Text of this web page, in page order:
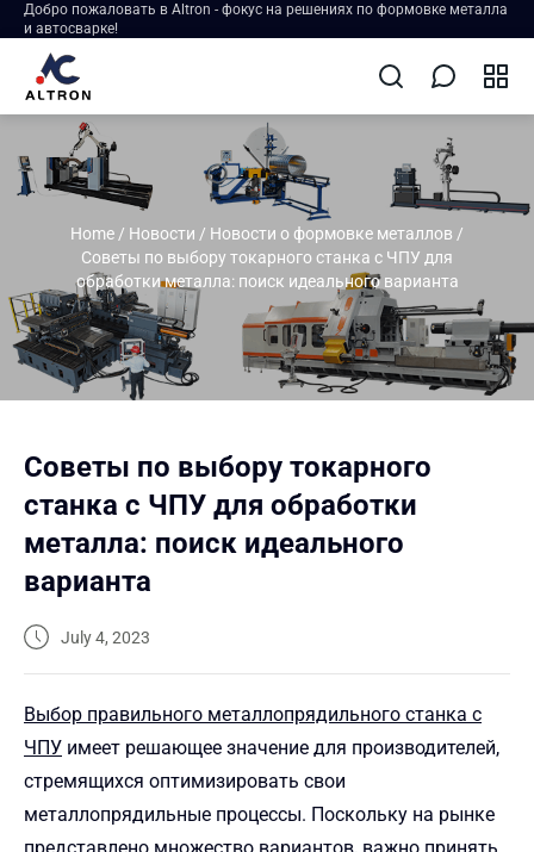
Добро пожаловать в Altron - фокус на решениях по формовке металла
и автосварке!
Home / Новости / Новости о формовке металлов /
Советы по выбору токарного станка с ЧПУ для
обработки металла: поиск идеального варианта
Советы по выбору токарного
станка с ЧПУ для обработки
металла: поиск идеального
варианта
July 4, 2023
Выбор правильного металлопрядильного станка с
ЧПУ имеет решающее значение для производителей,
стремящихся оптимизировать свои
металлопрядильные процессы. Поскольку на рынке